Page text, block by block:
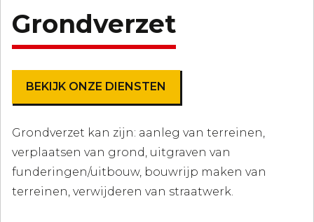
Grondverzet
BEKIJK ONZE DIENSTEN
Grondverzet kan zijn: aanleg van terreinen,
verplaatsen van grond, uitgraven van
funderingen/uitbouw, bouwrijp maken van
terreinen, verwijderen van straatwerk.